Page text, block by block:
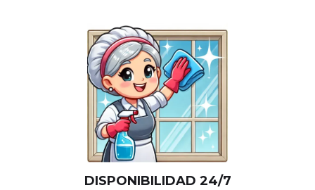
DISPONIBILIDAD 24/7